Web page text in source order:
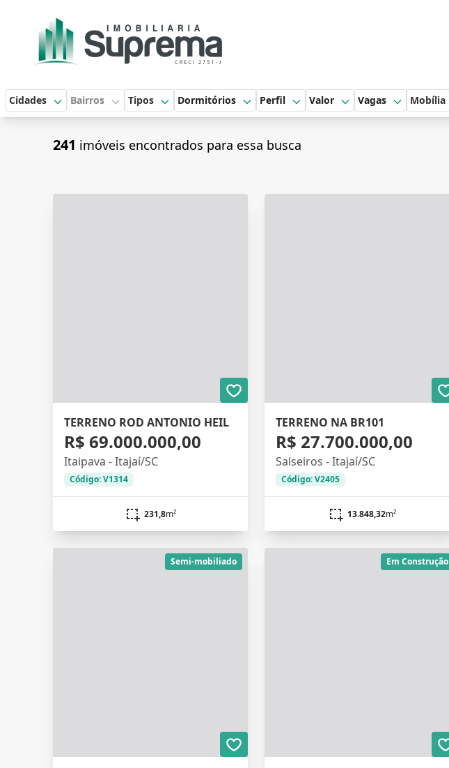
Cidades Bairros Tipos Dormitórios Perfil Valor Vagas Mobília
241 imóveis encontrados para essa busca
TERRENO ROD ANTONIO HEIL
R$ 69.000.000,00
Itaipava - Itajaí/SC
Código: V1314
231,8m²
TERRENO NA BR101
R$ 27.700.000,00
Salseiros - Itajaí/SC
Código: V2405
13.848,32m²
Semi-mobiliado Em Construção